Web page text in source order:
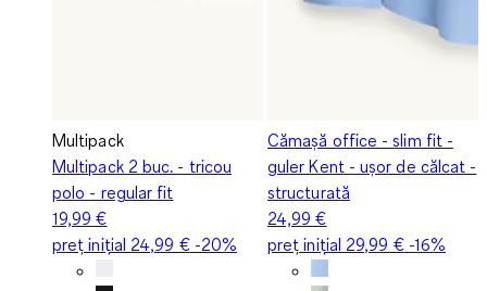
Multipack
Multipack 2 buc. - tricou
polo - regular fit
19,99 €
preț inițial 24,99 €-20%
Cămașă office - slim fit -
guler Kent - ușor de călcat -
structurată
24,99 €
preț inițial 29,99 €-16%